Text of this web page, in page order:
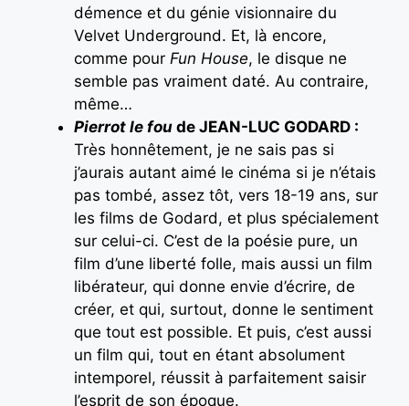
démence et du génie visionnaire du
Velvet Underground. Et, là encore,
comme pour Fun House, le disque ne
semble pas vraiment daté. Au contraire,
même…
Pierrot le fou de JEAN-LUC GODARD :
Très honnêtement, je ne sais pas si
j’aurais autant aimé le cinéma si je n’étais
pas tombé, assez tôt, vers 18-19 ans, sur
les films de Godard, et plus spécialement
sur celui-ci. C’est de la poésie pure, un
film d’une liberté folle, mais aussi un film
libérateur, qui donne envie d’écrire, de
créer, et qui, surtout, donne le sentiment
que tout est possible. Et puis, c’est aussi
un film qui, tout en étant absolument
intemporel, réussit à parfaitement saisir
l’esprit de son époque.